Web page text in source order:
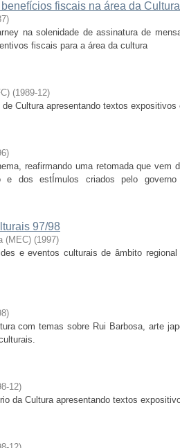
fiscais na área da
)
na solenidade de assinatura de
fiscais para a área da cultura
(1989-12)
de Cultura apresentando textos
)
reafirmando uma retomada que vem
e dos estÍmulos criados pelo
97/98
(MEC) (1997)
e eventos culturais de âmbito
)
com temas sobre Rui Barbosa, arte
12)
da Cultura apresentando textos